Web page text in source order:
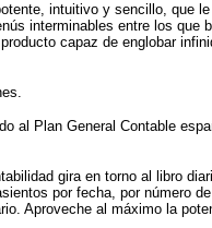
intuitivo y sencillo, que
interminables entre los
capaz de englobar
al Plan General Contable
gira en torno al libro
por fecha, por número
Aproveche al máximo la